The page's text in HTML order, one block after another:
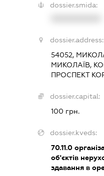
dossier.smida:
dossier.address:
54052,
МИКОЛАЇВ,
ПРОСПЕКТ
dossier.capital:
100 грн.
dossier.kveds:
70.11.0
об'єктів
здавання в